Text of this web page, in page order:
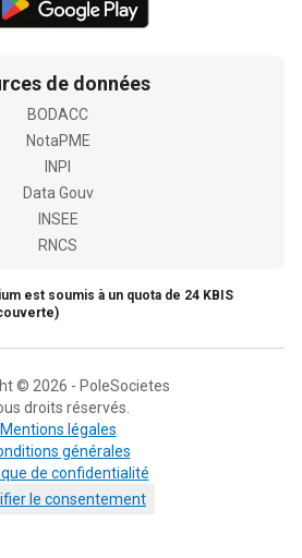
de données
BODACC
NotaPME
INPI
Data Gouv
INSEE
RNCS
est soumis à un quota de 24 KBIS
© 2026 - PoleSocietes
droits réservés.
Mentions légales
générales
de confidentialité
le consentement